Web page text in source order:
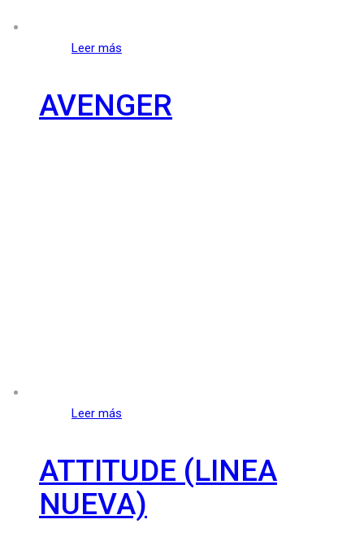
Leer más
AVENGER
Leer más
ATTITUDE (LINEA
NUEVA)